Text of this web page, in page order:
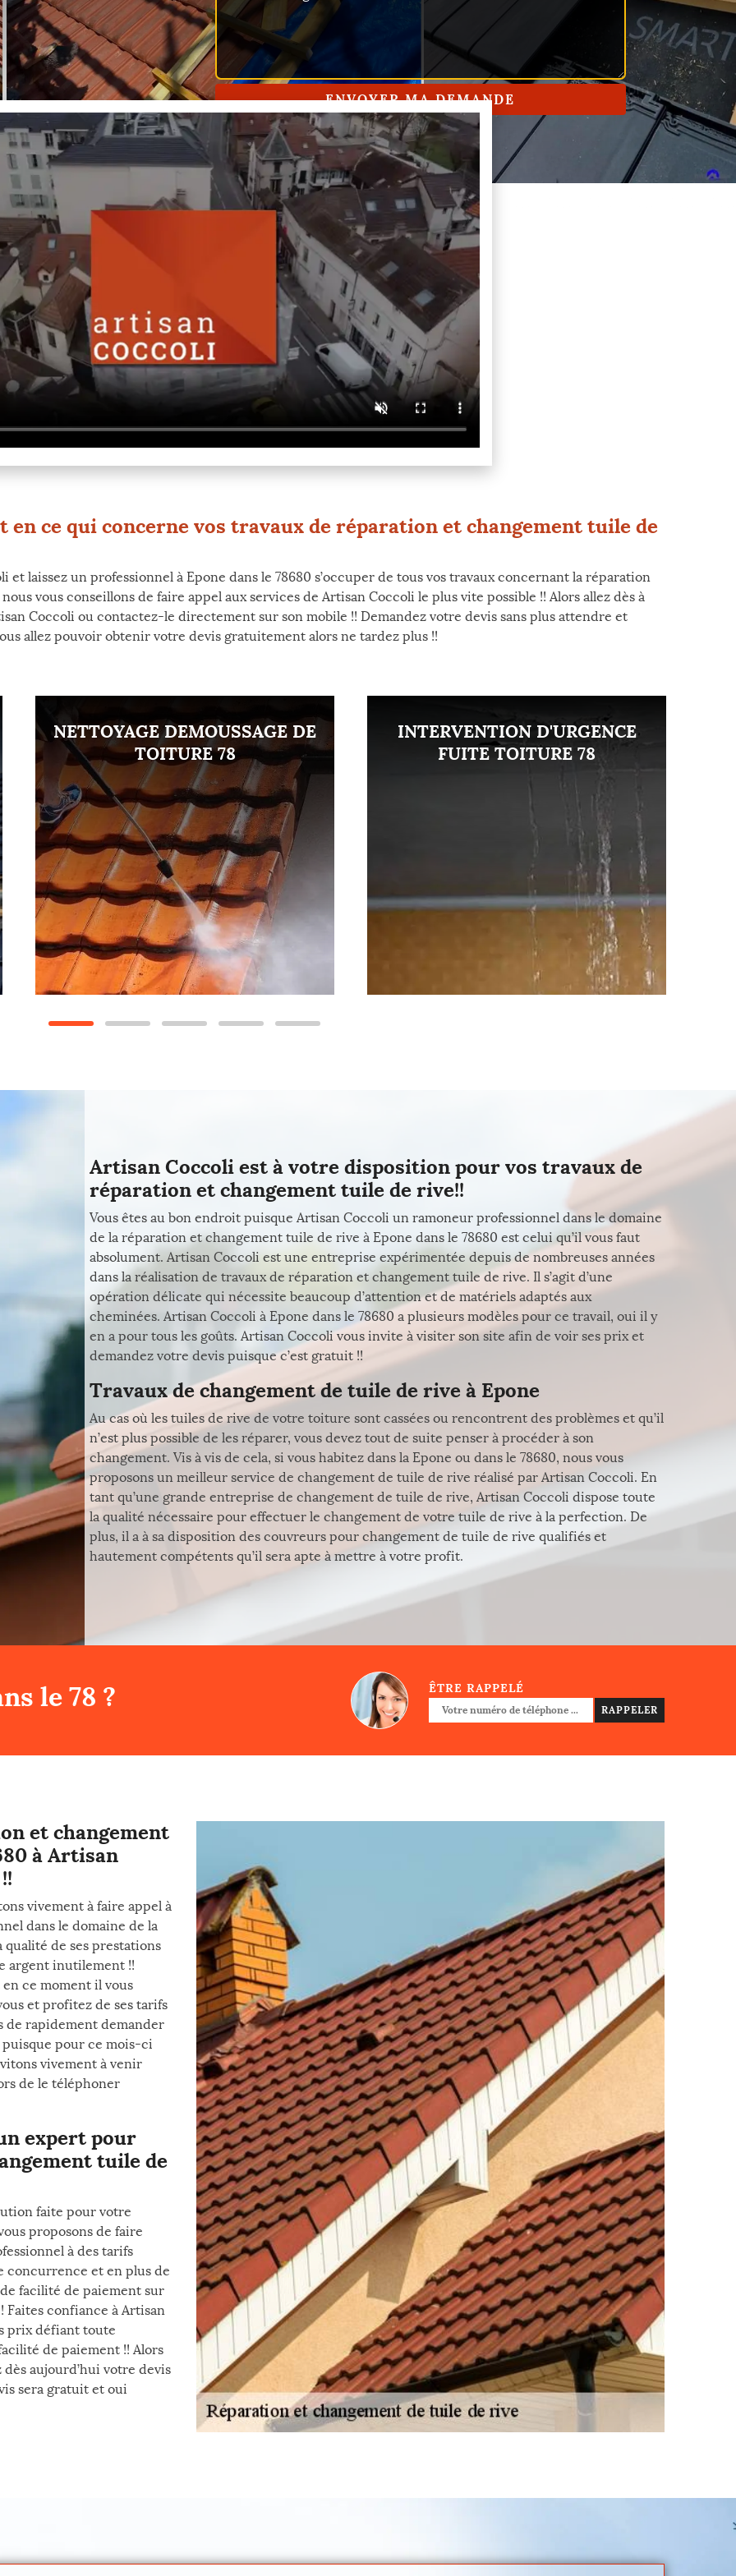
ce qui concerne vos travaux de réparation et changement tuile de
et laissez un professionnel à Epone dans le 78680 s’occuper de tous vos travaux concernant la réparation
vous conseillons de faire appel aux services de Artisan Coccoli le plus vite possible !! Alors allez dès à
Coccoli ou contactez-le directement sur son mobile !! Demandez votre devis sans plus attendre et
allez pouvoir obtenir votre devis gratuitement alors ne tardez plus !!
NETTOYAGE DEMOUSSAGE DE
TOITURE 78
INTERVENTION D'URGENCE
FUITE TOITURE 78
Artisan Coccoli est à votre disposition pour vos travaux de
réparation et changement tuile de rive!!
Vous êtes au bon endroit puisque Artisan Coccoli un ramoneur professionnel dans le domaine
de la réparation et changement tuile de rive à Epone dans le 78680 est celui qu’il vous faut
absolument. Artisan Coccoli est une entreprise expérimentée depuis de nombreuses années
dans la réalisation de travaux de réparation et changement tuile de rive. Il s’agit d’une
opération délicate qui nécessite beaucoup d’attention et de matériels adaptés aux
cheminées. Artisan Coccoli à Epone dans le 78680 a plusieurs modèles pour ce travail, oui il y
en a pour tous les goûts. Artisan Coccoli vous invite à visiter son site afin de voir ses prix et
demandez votre devis puisque c’est gratuit !!
Travaux de changement de tuile de rive à Epone
Au cas où les tuiles de rive de votre toiture sont cassées ou rencontrent des problèmes et qu’il
n’est plus possible de les réparer, vous devez tout de suite penser à procéder à son
changement. Vis à vis de cela, si vous habitez dans la Epone ou dans le 78680, nous vous
proposons un meilleur service de changement de tuile de rive réalisé par Artisan Coccoli. En
tant qu’une grande entreprise de changement de tuile de rive, Artisan Coccoli dispose toute
la qualité nécessaire pour effectuer le changement de votre tuile de rive à la perfection. De
plus, il a à sa disposition des couvreurs pour changement de tuile de rive qualifiés et
hautement compétents qu’il sera apte à mettre à votre profit.
le 78 ? ÊTRE RAPPELÉ
et changement
à Artisan
vivement à faire appel à
dans le domaine de la
de ses prestations
argent inutilement !!
ce moment il vous
et profitez de ses tarifs
de rapidement demander
pour ce mois-ci
vivement à venir
de le téléphoner
expert pour
tuile de
faite pour votre
proposons de faire
à des tarifs
concurrence et en plus de
facilité de paiement sur
Faites confiance à Artisan
prix défiant toute
de paiement !! Alors
aujourd’hui votre devis
sera gratuit et oui